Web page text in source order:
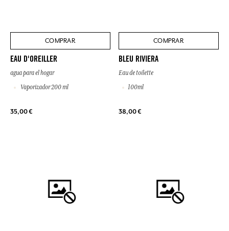
COMPRAR
EAU D'OREILLER
agua para el hogar
Vaporizador 200 ml
35,00 €
COMPRAR
BLEU RIVIERA
Eau de toilette
100ml
38,00 €